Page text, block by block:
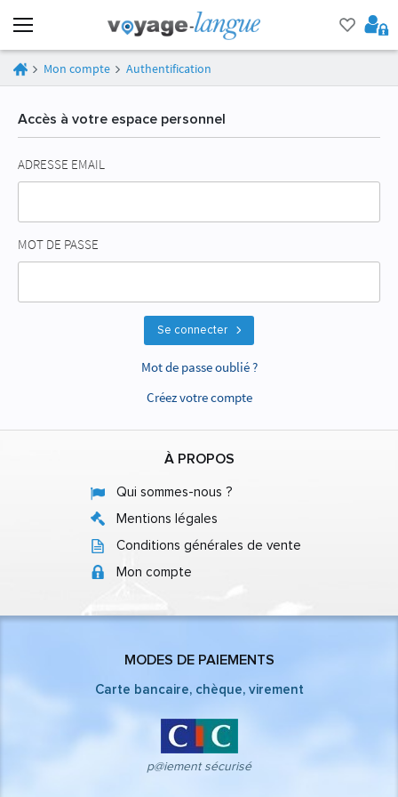
Mon compte Authentification
Accès à votre espace personnel
ADRESSE EMAIL
MOT DE PASSE
Se connecter
Mot de passe oublié ?
Créez votre compte
À PROPOS
Qui sommes-nous ?
Mentions légales
Conditions générales de vente
Mon compte
MODES DE PAIEMENTS
Carte bancaire, chèque, virement
p@iement sécurisé